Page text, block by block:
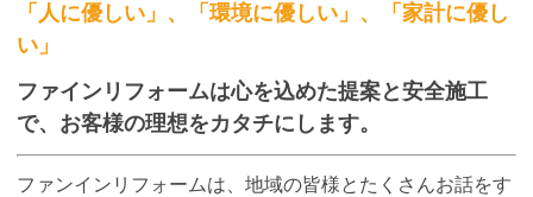
「人に優しい」、「環境に優しい」、「家計に優し
い」
ファインリフォームは心を込めた提案と安全施工
で、 お客様の理想をカタチにします。
ファンインリフォームは、地域の皆様とたくさんお話をす